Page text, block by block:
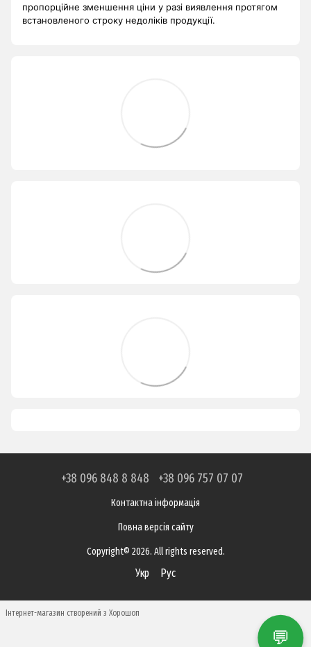
💬
пропорційне зменшення ціни у разі виявлення протягом
встановленого строку недоліків продукції.
+38 096 848 8 848 +38 096 757 07 07
Контактна інформація
Повна версія сайту
Copyright© 2026. All rights reserved.
Укр Рус
Інтернет-магазин створений з Хорошоп